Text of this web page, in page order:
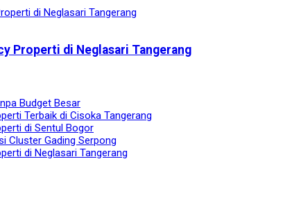
Properti di Neglasari Tangerang
Budget Besar
Terbaik di Cisoka Tangerang
di Sentul Bogor
Cluster Gading Serpong
di Neglasari Tangerang